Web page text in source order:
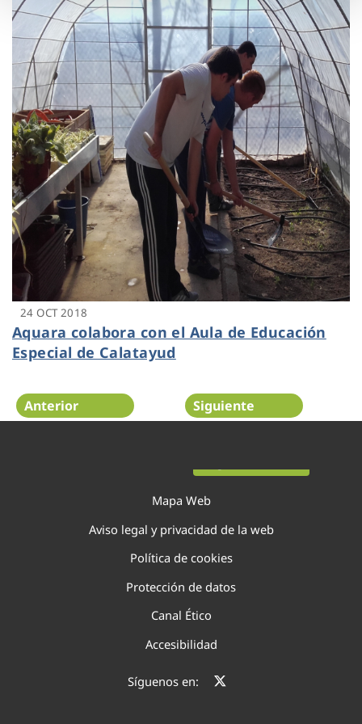
24 OCT 2018
Aquara colabora con el Aula de Educación
Especial de Calatayud
Anterior Siguiente
Mapa Web
Aviso legal y privacidad de la web
Política de cookies
Protección de datos
Canal Ético
Accesibilidad
Síguenos en: